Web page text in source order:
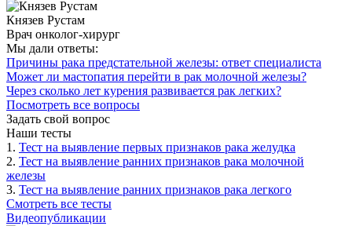
Князев Рустам
Врач онколог-хирург
Мы дали ответы:
Причины рака предстательной железы: ответ специалиста
Может ли мастопатия перейти в рак молочной железы?
Через сколько лет курения развивается рак легких?
Посмотреть все вопросы
Задать свой вопрос
Наши тесты
1. Тест на выявление первых признаков рака желудка
2. Тест на выявление ранних признаков рака молочной
железы
3. Тест на выявление ранних признаков рака легкого
Смотреть все тесты
Видеопубликации